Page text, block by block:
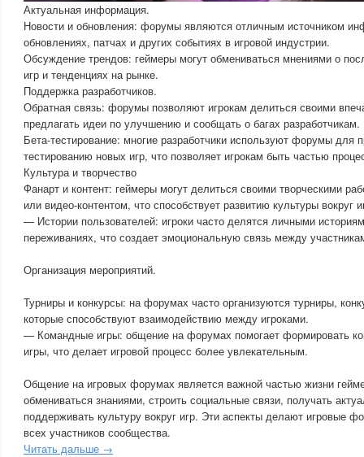
Актуальная информация.
Новости и обновления: форумы являются отличным источником
обновлениях, патчах и других событиях в игровой индустрии.
Обсуждение трендов: геймеры могут обмениваться мнениями о
игр и тенденциях на рынке.
Поддержка разработчиков.
Обратная связь: форумы позволяют игрокам делиться своими
предлагать идеи по улучшению и сообщать о багах разработчикам.
Бета-тестирование: многие разработчики используют форумы для
тестированию новых игр, что позволяет игрокам быть частью
Культура и творчество
Фанарт и контент: геймеры могут делиться своими творческими
или видео-контентом, что способствует развитию культуры вокруг
— Истории пользователей: игроки часто делятся личными
переживаниях, что создает эмоциональную связь между
Организация мероприятий.
Турниры и конкурсы: на форумах часто организуются турниры,
которые способствуют взаимодействию между игроками.
— Командные игры: общение на форумах помогает формировать
игры, что делает игровой процесс более увлекательным.
Общение на игровых форумах является важной частью жизни
обмениваться знаниями, строить социальные связи, получать
поддерживать культуру вокруг игр. Эти аспекты делают игровые
всех участников сообщества.
Читать дальше →